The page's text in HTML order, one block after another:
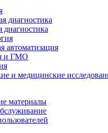
диагностика
диагностика
автоматизация
и ГМО
и медицинские
материалы